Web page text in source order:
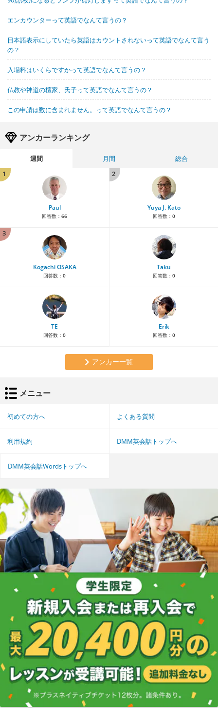
エンカウンターって英語でなんて言うの？
日本語表示にしていたら英語はカウントされないって英語でなんて言う
の？
入場料はいくらですかって英語でなんて言うの？
仏教や神道の檀家、氏子って英語でなんて言うの？
この申請は数に含まれません。って英語でなんて言うの？
アンカーランキング
週間 月間
総合
1
Paul
回答数： 66
2
Yuya J. Kato
回答数： 0
3
Kogachi OSAKA
回答数： 0
Taku
回答数： 0
TE
回答数： 0
Erik
回答数： 0
アンカー一覧
メニュー
初めての方へ よくある質問
利用規約 DMM英会話トップへ
DMM英会話Wordsトップへ